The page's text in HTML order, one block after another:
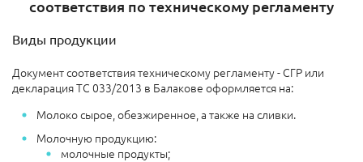
соответствия по техническому регламенту
Виды продукции
Документ соответствия техническому регламенту - СГР или
декларация ТС 033/2013 в Балакове оформляется на:
Молоко сырое, обезжиренное, а также на сливки.
Молочную продукцию:
молочные продукты;